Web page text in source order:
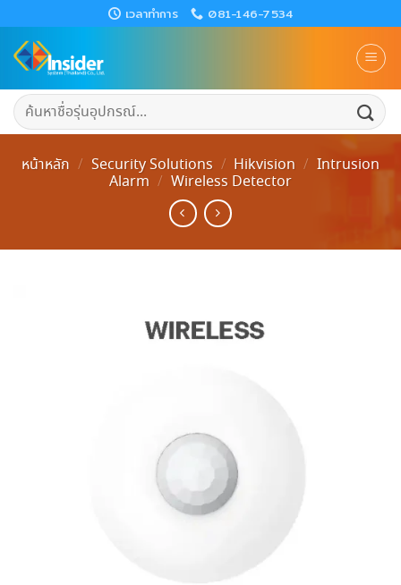
to
content
เวลาทำการ 081-146-7534
ค้นหา:
หน้าหลัก / Security Solutions / Hikvision / Intrusion
Alarm / Wireless Detector